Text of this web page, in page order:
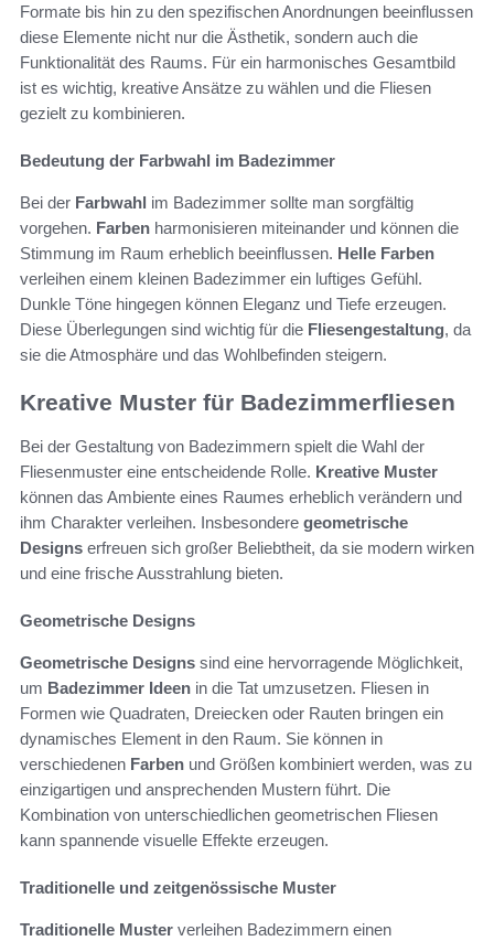
Formate bis hin zu den spezifischen Anordnungen beeinflussen
diese Elemente nicht nur die Ästhetik, sondern auch die
Funktionalität des Raums. Für ein harmonisches Gesamtbild
ist es wichtig, kreative Ansätze zu wählen und die Fliesen
gezielt zu kombinieren.
Bedeutung der Farbwahl im Badezimmer
Bei der Farbwahl im Badezimmer sollte man sorgfältig
vorgehen. Farben harmonisieren miteinander und können die
Stimmung im Raum erheblich beeinflussen. Helle Farben
verleihen einem kleinen Badezimmer ein luftiges Gefühl.
Dunkle Töne hingegen können Eleganz und Tiefe erzeugen.
Diese Überlegungen sind wichtig für die Fliesengestaltung, da
sie die Atmosphäre und das Wohlbefinden steigern.
Kreative Muster für Badezimmerfliesen
Bei der Gestaltung von Badezimmern spielt die Wahl der
Fliesenmuster eine entscheidende Rolle. Kreative Muster
können das Ambiente eines Raumes erheblich verändern und
ihm Charakter verleihen. Insbesondere geometrische
Designs erfreuen sich großer Beliebtheit, da sie modern wirken
und eine frische Ausstrahlung bieten.
Geometrische Designs
Geometrische Designs sind eine hervorragende Möglichkeit,
um Badezimmer Ideen in die Tat umzusetzen. Fliesen in
Formen wie Quadraten, Dreiecken oder Rauten bringen ein
dynamisches Element in den Raum. Sie können in
verschiedenen Farben und Größen kombiniert werden, was zu
einzigartigen und ansprechenden Mustern führt. Die
Kombination von unterschiedlichen geometrischen Fliesen
kann spannende visuelle Effekte erzeugen.
Traditionelle und zeitgenössische Muster
Traditionelle Muster verleihen Badezimmern einen